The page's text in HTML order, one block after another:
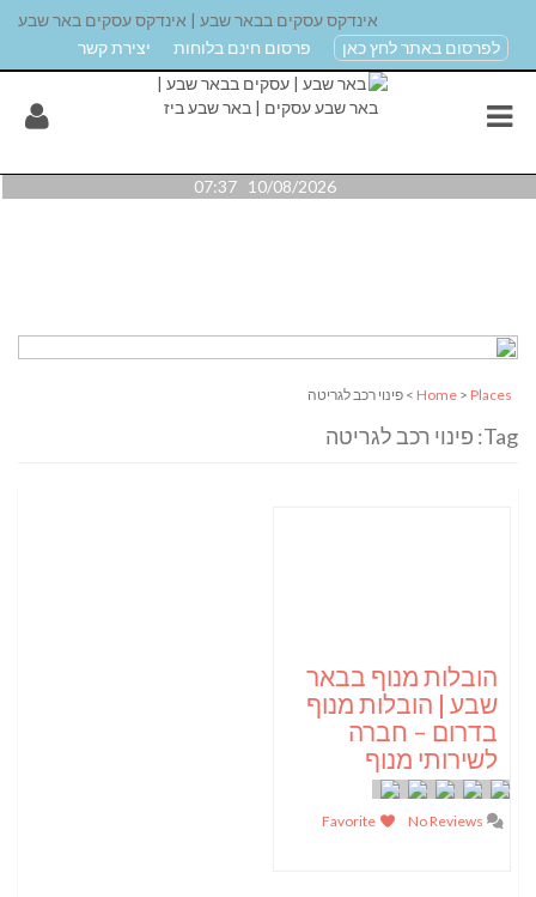
אינדקס עסקים בבאר שבע | אינדקס עסקים באר שבע
לפרסום באתר לחץ כאן
פרסום חינם בלוחות יצירת קשר
10/08/2026 07:37
Home > Places > פינוי רכב לגריטה
Tag: פינוי רכב לגריטה
הובלות מנוף בבאר
שבע | הובלות מנוף
בדרום – חברה
לשירותי מנוף